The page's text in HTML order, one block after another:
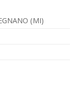
(MI)